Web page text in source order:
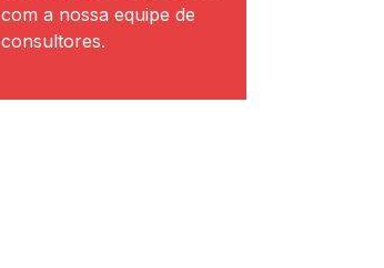
com a nossa equipe de
consultores.